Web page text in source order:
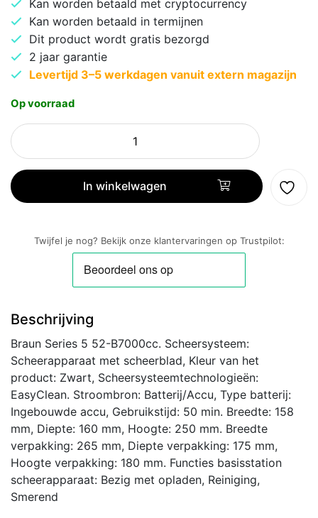
Kan worden betaald met cryptocurrency
Kan worden betaald in termijnen
Dit product wordt gratis bezorgd
2 jaar garantie
Levertijd 3–5 werkdagen vanuit extern magazijn
Op voorraad
Braun
Series
52-
B7000cc
In winkelwagen
Twijfel je nog? Bekijk onze klantervaringen op Trustpilot:
Beschrijving
Braun Series 5 52-B7000cc. Scheersysteem:
Scheerapparaat met scheerblad, Kleur van het
product: Zwart, Scheersysteemtechnologieën:
EasyClean. Stroombron: Batterij/Accu, Type batterij:
Ingebouwde accu, Gebruikstijd: 50 min. Breedte: 158
mm, Diepte: 160 mm, Hoogte: 250 mm. Breedte
verpakking: 265 mm, Diepte verpakking: 175 mm,
Hoogte verpakking: 180 mm. Functies basisstation
scheerapparaat: Bezig met opladen, Reiniging,
Smerend